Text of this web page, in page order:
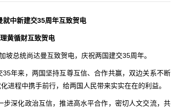
就中新建交35周年互致贺电
黄循财互致贺电
总统尚达曼互致贺电，庆祝两国建交35周年。
年来，两国坚持互尊互信、合作共赢，双边关系不断
进程中携手前行，给两国人民带来实实在在的利益。
深化政治互信，推进高水平合作，密切人文交流，共